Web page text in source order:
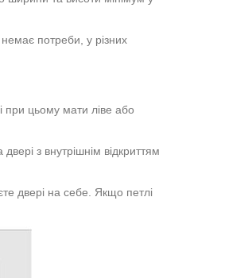
немає потреби, у різних
при цьому мати ліве або
з внутрішнім відкриттям
двері на себе. Якщо петлі